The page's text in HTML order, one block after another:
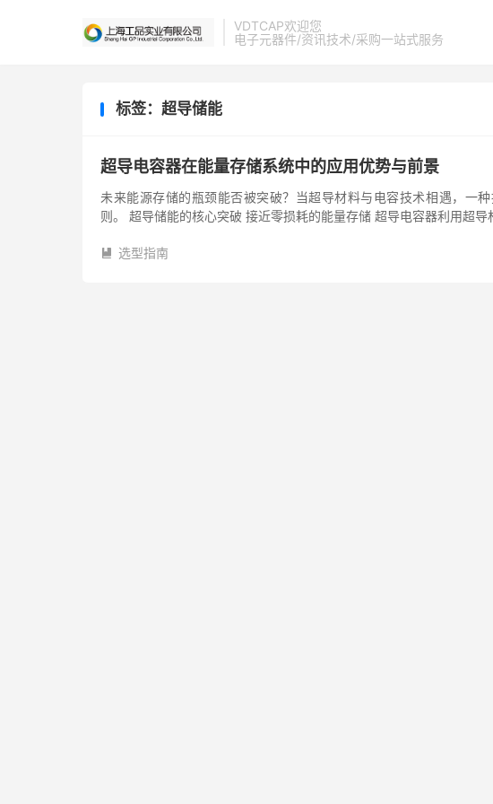
VDTCAP欢迎您
电子元器件/资讯技术/采购一站式服务
标签：超导储能
超导电容器在能量存储系统中的应用优势与前景
未来能源存储的瓶颈能否被突破？当超导材料与电容技术相遇，一
则。 超导储能的核心突破 接近零损耗的能量存储 超导电容器利用超
 选型指南